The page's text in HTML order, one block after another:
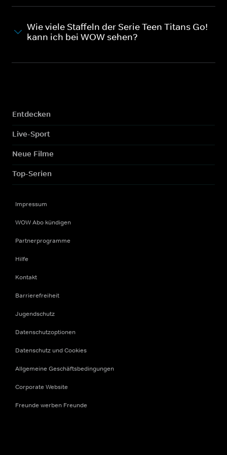
Wie viele Staffeln der Serie Teen Titans Go!
kann ich bei WOW sehen?
Entdecken
Live-Sport
Neue Filme
Top-Serien
Impressum
WOW Abo kündigen
Partnerprogramme
Hilfe
Kontakt
Barrierefreiheit
Jugendschutz
Datenschutzoptionen
Datenschutz und Cookies
Allgemeine Geschäftsbedingungen
Corporate Website
Freunde werben Freunde